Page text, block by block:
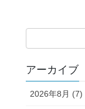
アーカイブ
2026年8月 (7)